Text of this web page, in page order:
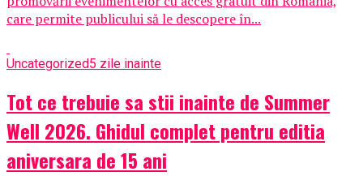
care permite publicului să le descopere în...
Uncategorized5 zile inainte
Tot ce trebuie sa stii inainte de Summer
Well 2026. Ghidul complet pentru editia
aniversara de 15 ani